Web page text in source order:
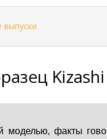
выпуски
Kizashi
моделью, факты